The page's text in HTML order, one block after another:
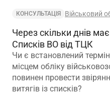
КОНСУЛЬТАЦІЯ Військовий
Через скільки днів
Списків ВО від ТЦК
Чи є встановлений
місцем обліку
повинен провести
витягів із списків?